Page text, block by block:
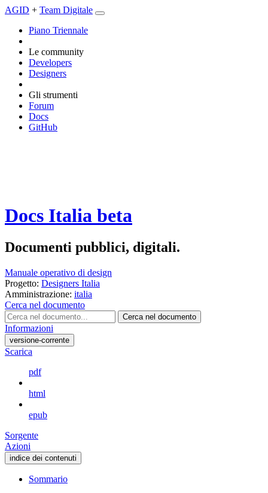
AGID + Team Digitale
Piano Triennale
Le community
Developers
Designers
Gli strumenti
Forum
Docs
GitHub
Docs Italia beta
Documenti pubblici, digitali.
Manuale operativo di design
Progetto: Designers Italia
Amministrazione: italia
Cerca nel documento
Cerca nel documento
Informazioni
versione-corrente
Scarica
pdf
html
epub
Sorgente
Azioni
indice dei contenuti
Sommario